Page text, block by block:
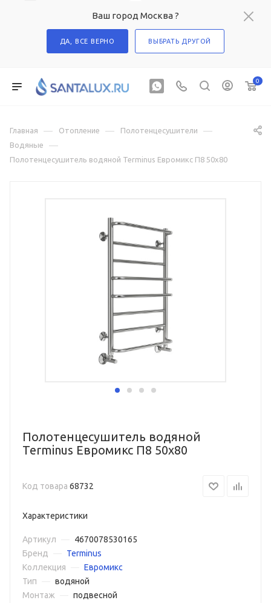
Ваш город Москва ?
ДА, ВСЕ ВЕРНО ВЫБРАТЬ ДРУГОЙ
0
Главная — Отопление — Полотенцесушители —
Водяные —
Полотенцесушитель водяной Terminus Евромикс П8 50х80
Полотенцесушитель водяной
Terminus Евромикс П8 50х80
Код товара 68732
Характеристики
Артикул
4670078530165
Бренд
Terminus
Коллекция
Евромикс
Тип
водяной
Монтаж
подвесной